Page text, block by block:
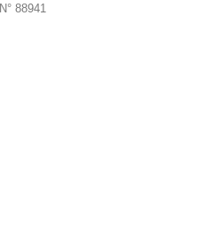
N° 88941